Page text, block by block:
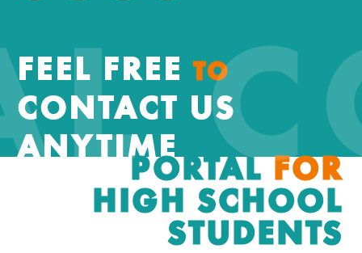
FEEL FREETO
CONTACT US
ANYTIME
PORTALFOR
HIGH SCHOOL
STUDENTS